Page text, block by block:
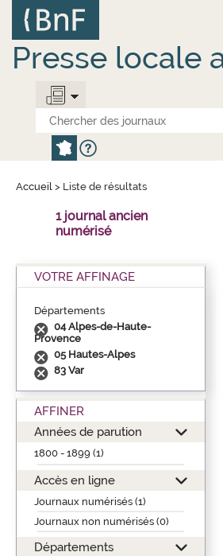
contenu
principal
Presse locale
Accueil > Liste de résultats
1 journal ancien
numérisé
VOTRE AFFINAGE
Départements
04 Alpes-de-Haute-
Provence
05 Hautes-Alpes
83 Var
AFFINER
Années de parution
1800 - 1899 (1)
Accès en ligne
Journaux numérisés (1)
Journaux non numérisés (0)
Départements
Panneau de gestion des cookies